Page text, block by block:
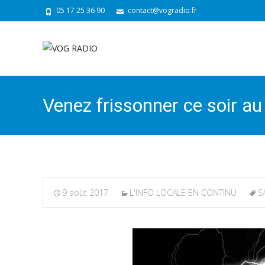
05 17 25 36 90 contact@vogradio.fr
Venez frissonner ce soir
9 août 2017 L'INFO LOCALE EN CONTINU